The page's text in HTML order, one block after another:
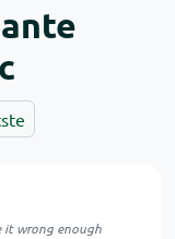
it wrong enough